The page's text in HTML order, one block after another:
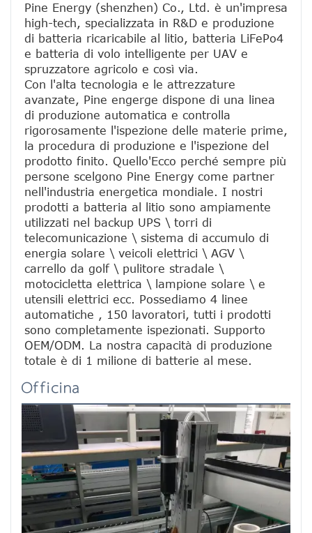
Pine Energy (shenzhen) Co., Ltd. è un'impresa
high-tech, specializzata in R&D e produzione
di batteria ricaricabile al litio, batteria LiFePo4
e batteria di volo intelligente per UAV e
spruzzatore agricolo e così via.
Con l'alta tecnologia e le attrezzature
avanzate, Pine engerge dispone di una linea
di produzione automatica e controlla
rigorosamente l'ispezione delle materie prime,
la procedura di produzione e l'ispezione del
prodotto finito. Quello'Ecco perché sempre più
persone scelgono Pine Energy come partner
nell'industria energetica mondiale. I nostri
prodotti a batteria al litio sono ampiamente
utilizzati nel backup UPS \ torri di
telecomunicazione \ sistema di accumulo di
energia solare \ veicoli elettrici \ AGV \
carrello da golf \ pulitore stradale \
motocicletta elettrica \ lampione solare \ e
utensili elettrici ecc. Possediamo 4 linee
automatiche , 150 lavoratori, tutti i prodotti
sono completamente ispezionati. Supporto
OEM/ODM. La nostra capacità di produzione
totale è di 1 milione di batterie al mese.
Officina